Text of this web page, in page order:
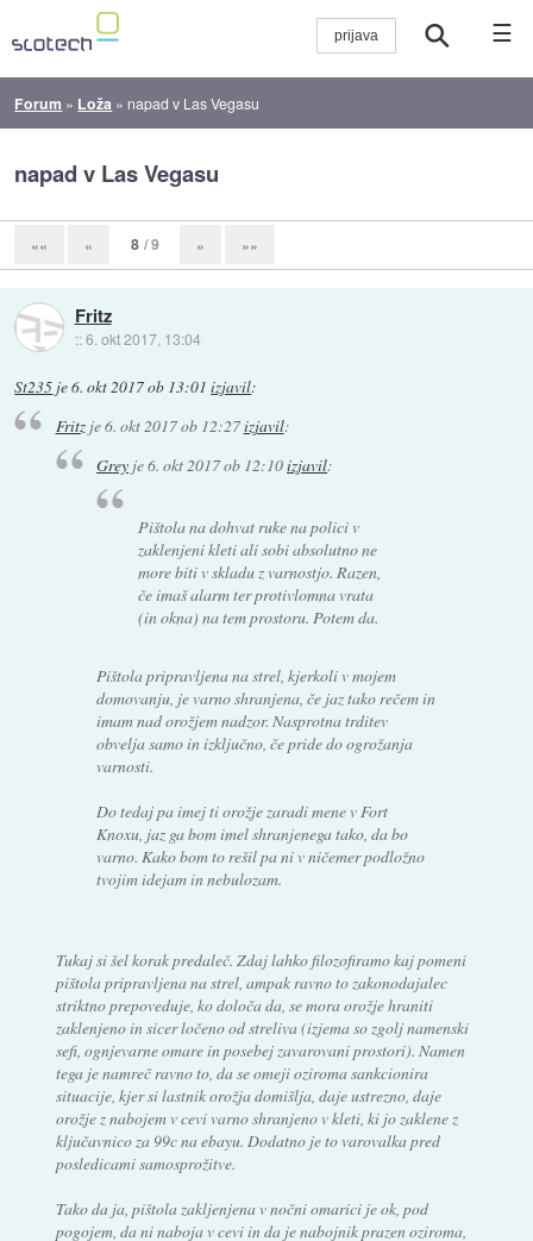
☰
Forum » Loža » napad v Las Vegasu
napad v Las Vegasu
«« « 8 / 9 » »»
Fritz
::6. okt 2017, 13:04
St235 je6. okt 2017 ob 13:01 izjavil:
Fritzje6. okt 2017 ob 12:27izjavil:
Grey je6. okt 2017 ob 12:10izjavil:
Pištolana dohvat rukena polici v
zaklenjeni kleti ali sobi absolutno ne
more biti v skladu z varnostjo. Razen,
če imaš alarm ter protivlomna vrata
(in okna) na tem prostoru. Potem da.
Pištola pripravljena na strel, kjerkoli v mojem
domovanju, je varno shranjena, če jaz tako rečem in
imam nad orožjem nadzor. Nasprotna trditev
obvelja samo in izključno, če pride do ogrožanja
varnosti.
Do tedaj pa imej ti orožje zaradi mene v Fort
Knoxu, jaz ga bom imel shranjenega tako, da bo
varno. Kako bom to rešil pa ni v ničemer podložno
tvojim idejam in nebulozam.
Tukaj si šel korak predaleč. Zdaj lahko filozofiramo kaj pomeni
pištola pripravljena na strel, ampak ravno to zakonodajalec
striktno prepoveduje, ko določa da, se mora orožje hraniti
zaklenjeno in sicer ločeno od streliva (izjema so zgolj namenski
sefi, ognjevarne omare in posebej zavarovani prostori). Namen
tega je namreč ravno to, da se omeji oziroma sankcionira
situacije, kjer si lastnik orožja domišlja, daje ustrezno, daje
orožje z nabojem v cevi varno shranjeno v kleti, ki jo zaklene z
ključavnico za 99c na ebayu. Dodatno je to varovalka pred
posledicami samosprožitve.
Tako da ja, pištola zakljenjena v nočni omarici je ok, pod
pogojem, da ni naboja v cevi in da je nabojnik prazen oziroma,